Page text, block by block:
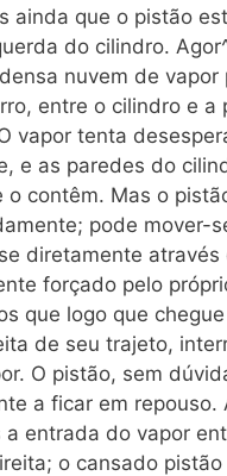
ainda que o pistão
do cilindro.
nuvem de vapor
entre o cilindro e a
vapor tenta
e as paredes do
o contêm. Mas o
pode mover-
diretamente através
forçado pelo
que logo que
de seu trajeto,
O pistão, sem
a ficar em repouso.
a entrada do vapor
o cansado